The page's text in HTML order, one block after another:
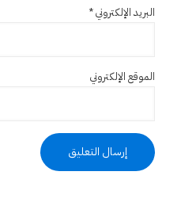
البريد الإلكتروني*
الموقع الإلكتروني